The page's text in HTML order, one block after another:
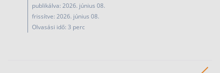
Nyugdíjbiztosítás
Nyugdíjbiztosítás vagy NYESZ? Melyik a jobb?
publikálva: 2026. június 08.
frissítve: 2026. június 08.
Olvasási idő: 3 perc